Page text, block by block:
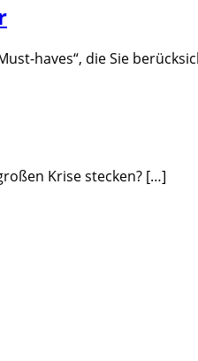
haves“, die Sie
Krise stecken? […]